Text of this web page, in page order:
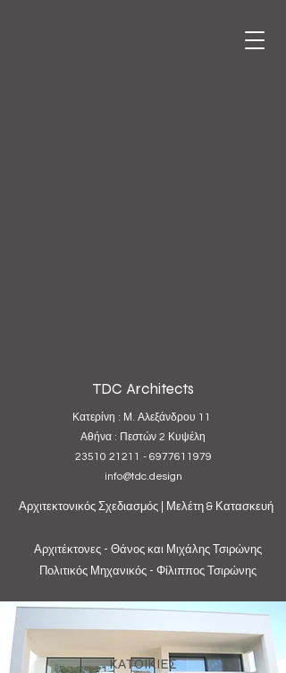
TDC Architects
Κατερίνη : Μ. Αλεξάνδρου 11
Αθήνα : Πεστών 2 Κυψέλη
23510 21211 - 6977611979
info@tdc.design
Αρχιτεκτονικός Σχεδιασμός | Μελέτη & Κατασκευή
Αρχιτέκτονες - Θάνος και Μιχάλης Τσιρώνης
Πολιτικός Μηχανικός - Φίλιππος Τσιρώνης
ΚΑΤΟΙΚΙΕΣ